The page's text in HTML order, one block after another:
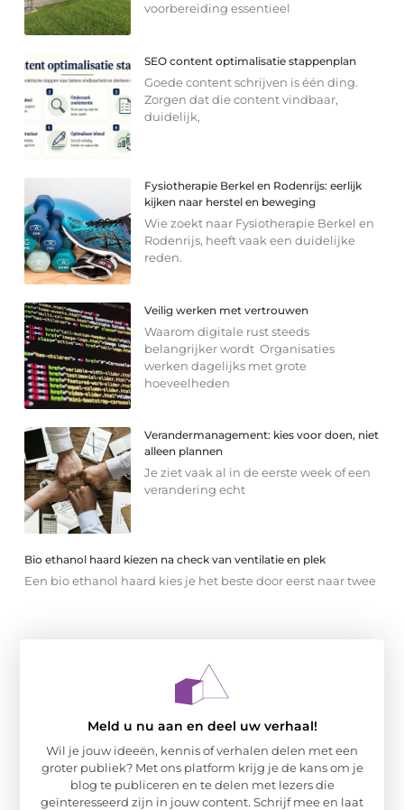
voorbereiding essentieel
SEO content optimalisatie stappenplan
Goede content schrijven is één ding.
Zorgen dat die content vindbaar,
duidelijk,
Fysiotherapie Berkel en Rodenrijs: eerlijk
kijken naar herstel en beweging
Wie zoekt naar Fysiotherapie Berkel en
Rodenrijs, heeft vaak een duidelijke
reden.
Veilig werken met vertrouwen
Waarom digitale rust steeds
belangrijker wordt Organisaties
werken dagelijks met grote
hoeveelheden
Verandermanagement: kies voor doen, niet
alleen plannen
Je ziet vaak al in de eerste week of een
verandering echt
Bio ethanol haard kiezen na check van ventilatie en plek
Een bio ethanol haard kies je het beste door eerst naar twee
Meld u nu aan en deel uw verhaal!
Wil je jouw ideeën, kennis of verhalen delen met een
groter publiek? Met ons platform krijg je de kans om je
blog te publiceren en te delen met lezers die
geïnteresseerd zijn in jouw content. Schrijf mee en laat